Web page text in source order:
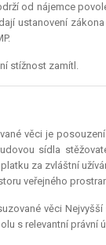
od nájemce
ustanovení
stížnost zamítl.
věci je
sídla
za zvláštní
veřejného
věci
srelevantníprávní